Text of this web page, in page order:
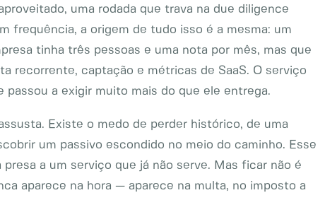
uma rodada que trava na due diligence
frequência, a origem de tudo isso é a mesma: um
tinha três pessoas e uma nota por mês, mas que
recorrente, captação e métricas de SaaS. O serviço
a exigir muito mais do que ele entrega.
Existe o medo de perder histórico, de uma
um passivo escondido no meio do caminho. Esse
a um serviço que já não serve. Mas ficar não é
aparece na hora — aparece na multa, no imposto a